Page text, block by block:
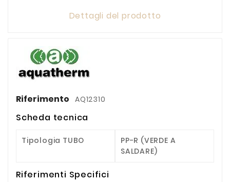
Dettagli del prodotto
Riferimento AQ12310
Scheda tecnica
Tipologia TUBO
PP-R (VERDE A
SALDARE)
Riferimenti Specifici